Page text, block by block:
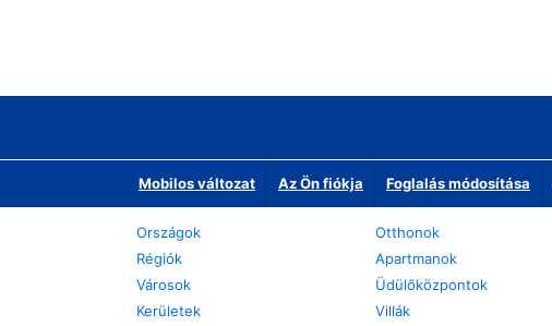
Mobilos változat Az Ön fiókja Foglalás módosítása
Országok
Régiók
Városok
Kerületek
Otthonok
Apartmanok
Üdülőközpontok
Villák